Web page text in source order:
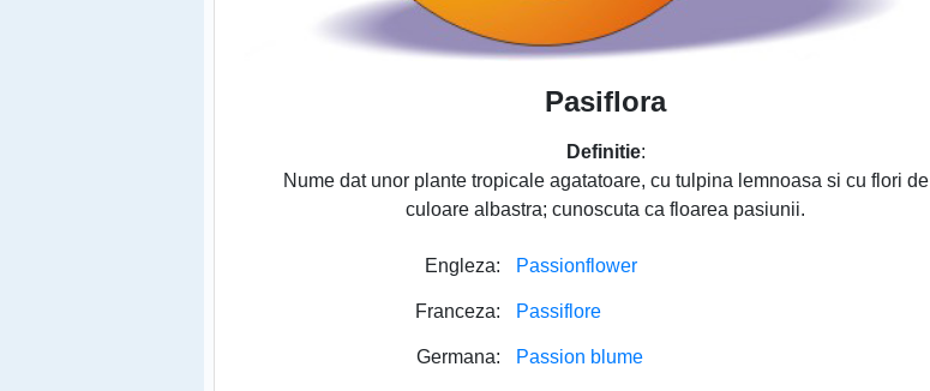
Pasiflora
Definitie:
Nume dat unor plante tropicale agatatoare, cu tulpina lemnoasa si cu flori de
culoare albastra; cunoscuta ca floarea pasiunii.
Engleza: Passionflower
Franceza: Passiflore
Germana: Passion blume